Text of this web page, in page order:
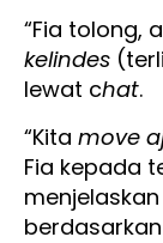
“Fia tolong,
kelindes
lewat chat.
“Kita move
Fia kepada